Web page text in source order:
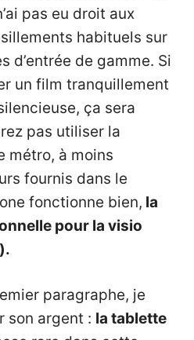
pas eu droit aux
habituels sur
d’entrée de gamme. Si
un film tranquillement
ça sera
pas utiliser la
métro, à moins
fournis dans le
fonctionne bien, la
pour la visio
paragraphe, je
son argent : la tablette